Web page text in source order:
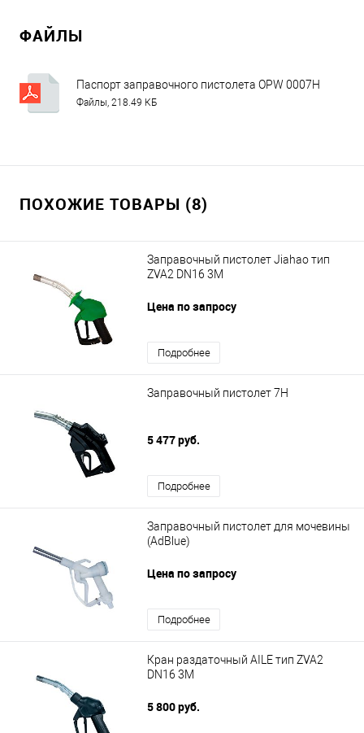
ФАЙЛЫ
Паспорт заправочного пистолета OPW 0007H
Файлы, 218.49 КБ
ПОХОЖИЕ ТОВАРЫ (8)
Заправочный пистолет Jiahao тип
ZVA2 DN16 3M
Цена по запросу
Подробнее
Заправочный пистолет 7Н
5 477 руб.
Подробнее
Заправочный пистолет для мочевины
(AdBlue)
Цена по запросу
Подробнее
Кран раздаточный AILE тип ZVA2
DN16 3M
5 800 руб.